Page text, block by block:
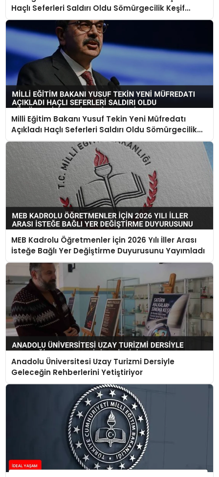
Haçlı Seferleri Saldırı Oldu Sömürgecilik Keşif
Yerine Geçti
Milli Eğitim Bakanı Yusuf Tekin Yeni Müfredatı
Açıkladı Haçlı Seferleri Saldırı Oldu Sömürgecilik
Keşif Yerine Geçti
MEB Kadrolu Öğretmenler İçin 2026 Yılı İller Arası
İsteğe Bağlı Yer Değiştirme Duyurusunu Yayımladı
Anadolu Üniversitesi Uzay Turizmi Dersiyle
Geleceğin Rehberlerini Yetiştiriyor